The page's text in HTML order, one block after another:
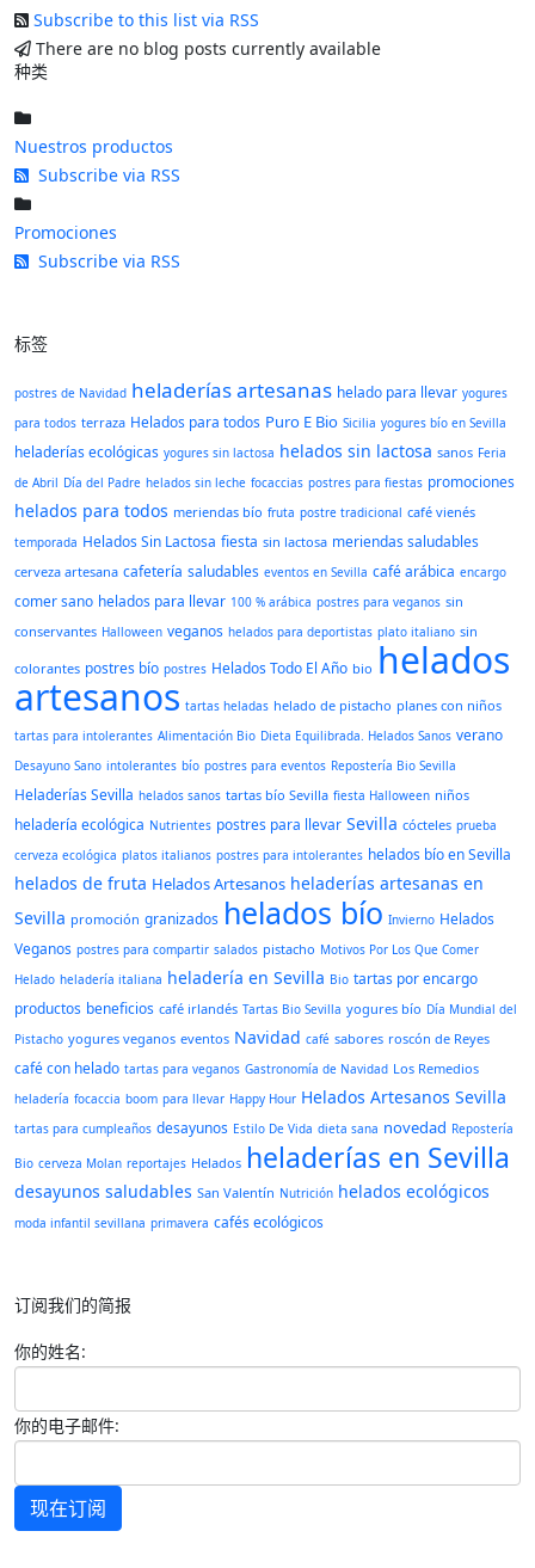
Subscribe to this list via RSS
There are no blog posts currently available
种类
Nuestros productos
Subscribe via RSS
Promociones
Subscribe via RSS
标签
postres de Navidad heladerías artesanas helado para llevar yogures
para todos terraza Helados para todos Puro E Bio Sicilia yogures bío en Sevilla
heladerías ecológicas yogures sin lactosa helados sin lactosa sanos Feria
de Abril Día del Padre helados sin leche focaccias postres para fiestas promociones
helados para todos meriendas bío fruta postre tradicional café vienés
temporada Helados Sin Lactosa fiesta sin lactosa meriendas saludables
cerveza artesana cafetería saludables eventos en Sevilla café arábica encargo
comer sano helados para llevar 100 % arábica postres para veganos sin
conservantes Halloween veganos helados para deportistas plato italiano sin
colorantes postres bío postres Helados Todo El Año bio helados
artesanos tartas heladas helado de pistacho planes con niños
tartas para intolerantes Alimentación Bio Dieta Equilibrada. Helados Sanos verano
Desayuno Sano intolerantes bío postres para eventos Repostería Bio Sevilla
Heladerías Sevilla helados sanos tartas bío Sevilla fiesta Halloween niños
heladería ecológica Nutrientes postres para llevar Sevilla cócteles prueba
cerveza ecológica platos italianos postres para intolerantes helados bío en Sevilla
helados de fruta Helados Artesanos heladerías artesanas en
Sevilla promoción granizados helados bío Invierno Helados
Veganos postres para compartir salados pistacho Motivos Por Los Que Comer
Helado heladería italiana heladería en Sevilla Bio tartas por encargo
productos beneficios café irlandés Tartas Bio Sevilla yogures bío Día Mundial del
Pistacho yogures veganos eventos Navidad café sabores roscón de Reyes
café con helado tartas para veganos Gastronomía de Navidad Los Remedios
heladería focaccia boom para llevar Happy Hour Helados Artesanos Sevilla
tartas para cumpleaños desayunos Estilo De Vida dieta sana novedad Repostería
Bio cerveza Molan reportajes Helados heladerías en Sevilla
desayunos saludables San Valentín Nutrición helados ecológicos
moda infantil sevillana primavera cafés ecológicos
订阅我们的简报
你的姓名:
你的电子邮件:
现在订阅